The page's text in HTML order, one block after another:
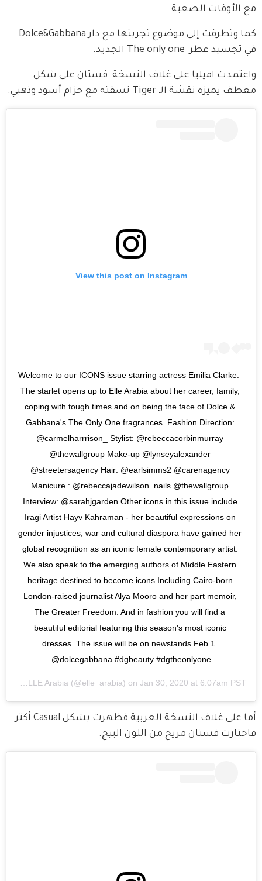
مع الأوقات الصعبة.
في تجسيد عطر  The only one الجديد.
واعتمدت اميليا على غلاف النسخة  فستان على شكل
معطف يميزه نقشة الـ Tiger نسقته مع حزام أسود وذهبي.
View this post on Instagram
Welcome to our ICONS issue starring actress Emilia Clarke.
The starlet opens up to Elle Arabia about her career, family,
coping with tough times and on being the face of Dolce &
Gabbana's The Only One fragrances. Fashion Direction:
@carmelharrrison_ Stylist: @rebeccacorbinmurray
@thewallgroup Make-up @lynseyalexander
@streetersagency Hair: @earlsimms2 @carenagency
Manicure : @rebeccajadewilson_nails @thewallgroup
Interview: @sarahjgarden Other icons in this issue include
Iragi Artist Hayv Kahraman - her beautiful expressions on
gender injustices, war and cultural diaspora have gained her
global recognition as an iconic female contemporary artist.
We also speak to the emerging authors of Middle Eastern
heritage destined to become icons Including Cairo-born
London-raised journalist Alya Mooro and her part memoir,
The Greater Freedom. And in fashion you will find a
beautiful editorial featuring this season's most iconic
dresses. The issue will be on newstands Feb 1.
@dolcegabbana #dgbeauty #dgtheonlyone
ELLE Arabia (@elle_arabia) on Jan 30, 2020 at 6:07am PST
أما على غلاف النسخة العربية فظهرت بشكل Casual أكثر
فاختارت فستان مريح من اللون البيج.